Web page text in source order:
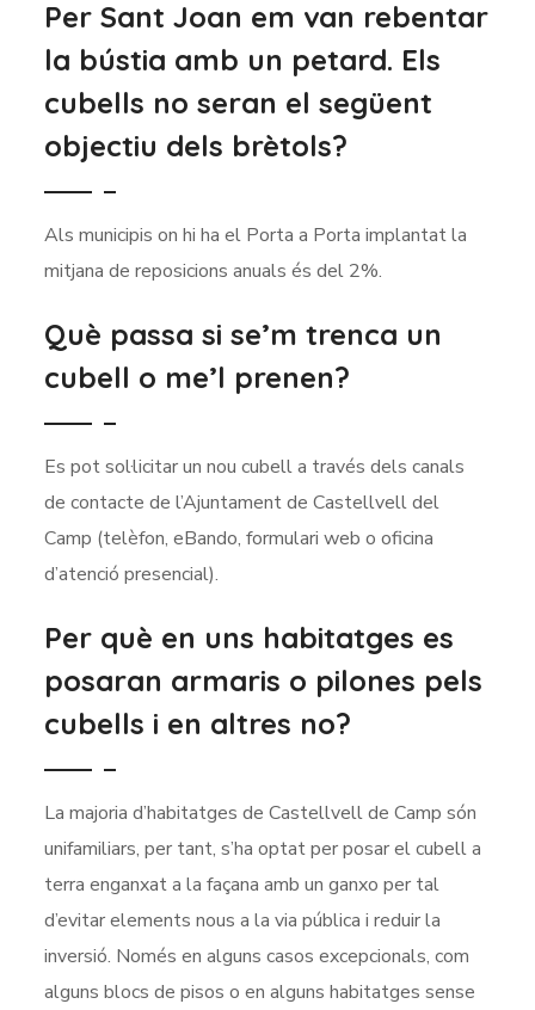
Per Sant Joan em van rebentar
la bústia amb un petard. Els
cubells no seran el següent
objectiu dels brètols?
Als municipis on hi ha el Porta a Porta implantat la
mitjana de reposicions anuals és del 2%.
Què passa si se’m trenca un
cubell o me’l prenen?
Es pot sol·licitar un nou cubell a través dels canals
de contacte de l’Ajuntament de Castellvell del
Camp (telèfon, eBando, formulari web o oficina
d’atenció presencial).
Per què en uns habitatges es
posaran armaris o pilones pels
cubells i en altres no?
La majoria d’habitatges de Castellvell de Camp són
unifamiliars, per tant, s’ha optat per posar el cubell a
terra enganxat a la façana amb un ganxo per tal
d’evitar elements nous a la via pública i reduir la
inversió. Només en alguns casos excepcionals, com
alguns blocs de pisos o en alguns habitatges sense